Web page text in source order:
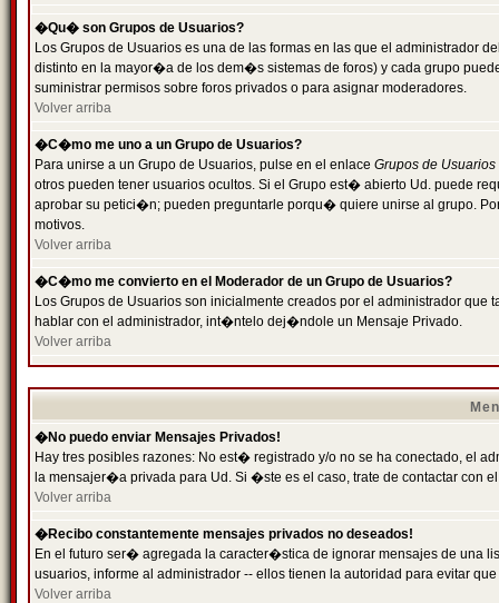
�Qu� son Grupos de Usuarios?
Los Grupos de Usuarios es una de las formas en las que el administrador
distinto en la mayor�a de los dem�s sistemas de foros) y cada grupo
suministrar permisos sobre foros privados o para asignar moderadores.
Volver arriba
�C�mo me uno a un Grupo de Usuarios?
Para unirse a un Grupo de Usuarios, pulse en el enlace Grupos de Usuarios
otros pueden tener usuarios ocultos. Si el Grupo est� abierto Ud. puede
aprobar su petici�n; pueden preguntarle porqu� quiere unirse al grupo.
motivos.
Volver arriba
�C�mo me convierto en el Moderador de un Grupo de Usuarios?
Los Grupos de Usuarios son inicialmente creados por el administrador
hablar con el administrador, int�ntelo dej�ndole un Mensaje Privado.
Volver arriba
�No puedo enviar Mensajes Privados!
Hay tres posibles razones: No est� registrado y/o no se ha conectado, el
la mensajer�a privada para Ud. Si �ste es el caso, trate de contactar con
Volver arriba
�Recibo constantemente mensajes privados no deseados!
En el futuro ser� agregada la caracter�stica de ignorar mensajes de una
usuarios, informe al administrador -- ellos tienen la autoridad para evitar
Volver arriba